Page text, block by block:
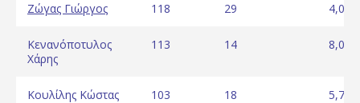
Ζώγας Γιώργος 118 29 4,07
Κενανόποτυλος
Χάρης
113 14 8,07
Κουλίλης Κώστας 103 18 5,72